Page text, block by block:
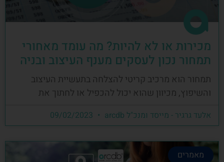
מכירות או לא להיות? מה עומד מאחורי
תמחור נכון לעסקים מענף העיצוב ובניה
תמחור הוא מרכיב קריטי להצלחה בתעשיית העיצוב
והשיפוץ, מכיוון שהוא יכול להכפיל או לחתוך את
אלעד גרגיר - מייסד ומנכ"ל arcdb
מאמרים